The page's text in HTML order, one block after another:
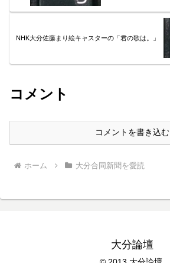
NHK大分佐藤まり絵キャスターの「君の歌は。」
コメント
コメントを書き込む
ホーム 大分合同新聞を愛読
大分論壇